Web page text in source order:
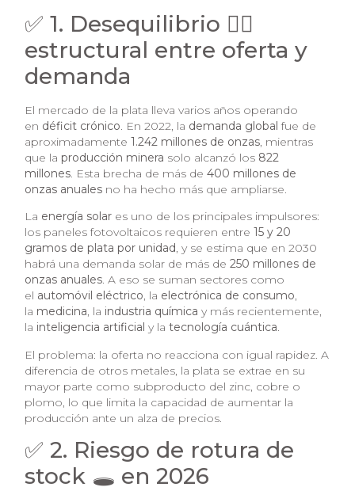
✅ 1. Desequilibrio ⛓️‍💥
estructural entre oferta y
demanda
El mercado de la plata lleva varios años operando
en déficit crónico. En 2022, la demanda global fue de
aproximadamente1.242 millones de onzas, mientras
que laproducción minera solo alcanzó los 822
millones. Esta brecha de más de400 millones de
onzas anuales no ha hecho más que ampliarse.
La energía solar es uno de los principales impulsores:
los paneles fotovoltaicos requieren entre15 y 20
gramos de plata por unidad, y se estima que en 2030
habrá una demanda solar de más de250 millones de
onzas anuales. A eso se suman sectores como
el automóvil eléctrico, la electrónica de consumo,
la medicina, la industria química y más recientemente,
la inteligencia artificial y latecnología cuántica.
El problema: la oferta no reacciona con igual rapidez. A
diferencia de otros metales, la plata se extrae en su
mayor parte como subproducto del zinc, cobre o
plomo, lo que limita la capacidad de aumentar la
producción ante un alza de precios.
✅ 2. Riesgo de rotura de
stock 🕳️ en 2026